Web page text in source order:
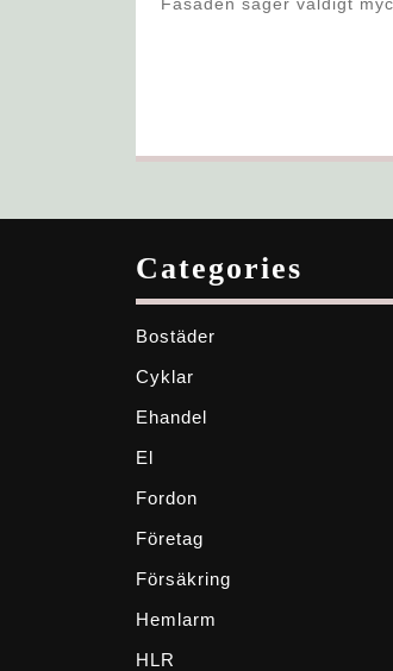
Categories
Bostäder
Cyklar
Ehandel
El
Fordon
Företag
Försäkring
Hemlarm
HLR